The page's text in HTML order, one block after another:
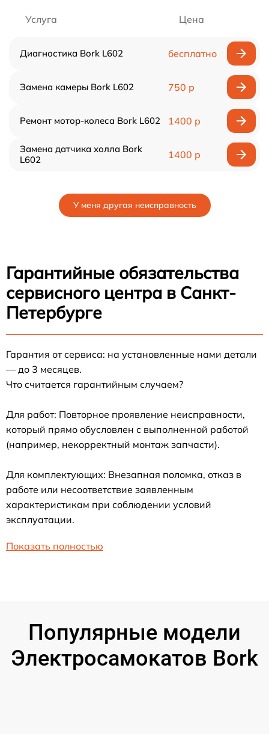
Услуга Цена
Диагностика Bork L602 бесплатно
Замена камеры Bork L602 750 р
Ремонт мотор-колеса Bork L602 1400 р
Замена датчика холла Bork
L602
1400 р
У меня другая неисправность
Гарантийные обязательства
сервисного центра в Санкт-
Петербурге
Гарантия от сервиса: на установленные нами детали
— до 3 месяцев.
Что считается гарантийным случаем?
Для работ: Повторное проявление неисправности,
который прямо обусловлен с выполненной работой
(например, некорректный монтаж запчасти).
Для комплектующих: Внезапная поломка, отказ в
работе или несоответствие заявленным
характеристикам при соблюдении условий
эксплуатации.
Показать полностью
Популярные модели
Электросамокатов Bork